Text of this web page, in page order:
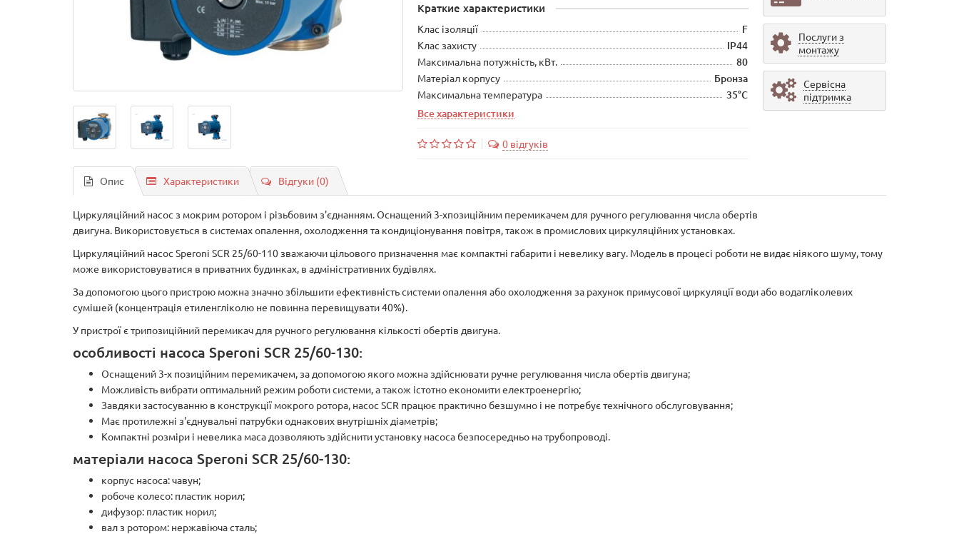
Краткие характеристики
Клас ізоляції F
Клас захисту IP44
Максимальна потужність, кВт. 80
Матеріал корпусу Бронза
Максимальна температура
35°С
Все характеристики
0 відгуків
Послуги з
монтажу
Сервісна
підтримка
Опис Характеристики Відгуки (0)
Циркуляційний насос з мокрим ротором і різьбовим з'єднанням. Оснащений 3-хпозиційним перемикачем для ручного регулювання числа обертів
двигуна. Використовується в системах опалення, охолодження та кондиціонування повітря, також в промислових циркуляційних установках.
Циркуляційний насос Speroni SCR 25/60-110 зважаючи цільового призначення має компактні габарити і невелику вагу. Модель в процесі роботи не видає ніякого шуму, тому
може використовуватися в приватних будинках, в адміністративних будівлях.
За допомогою цього пристрою можна значно збільшити ефективність системи опалення або охолодження за рахунок примусової циркуляції води або водагліколевих
сумішей (концентрація етиленгліколю не повинна перевищувати 40%).
У пристрої є трипозиційний перемикач для ручного регулювання кількості обертів двигуна.
особливості насоса Speroni SCR 25/60-130:
Оснащений 3-x позиційним перемикачем, за допомогою якого можна здійснювати ручне регулювання числа обертів двигуна;
Можливість вибрати оптимальний режим роботи системи, а також істотно економити електроенергію;
Завдяки застосуванню в конструкції мокрого ротора, насос SCR працює практично безшумно і не потребує технічного обслуговування;
Має протилежні з'єднувальні патрубки однакових внутрішніх діаметрів;
Компактні розміри і невелика маса дозволяють здійснити установку насоса безпосередньо на трубопроводі.
матеріали насоса Speroni SCR 25/60-130:
корпус насоса: чавун;
робоче колесо: пластик норил;
дифузор: пластик норил;
вал з ротором: нержавіюча сталь;